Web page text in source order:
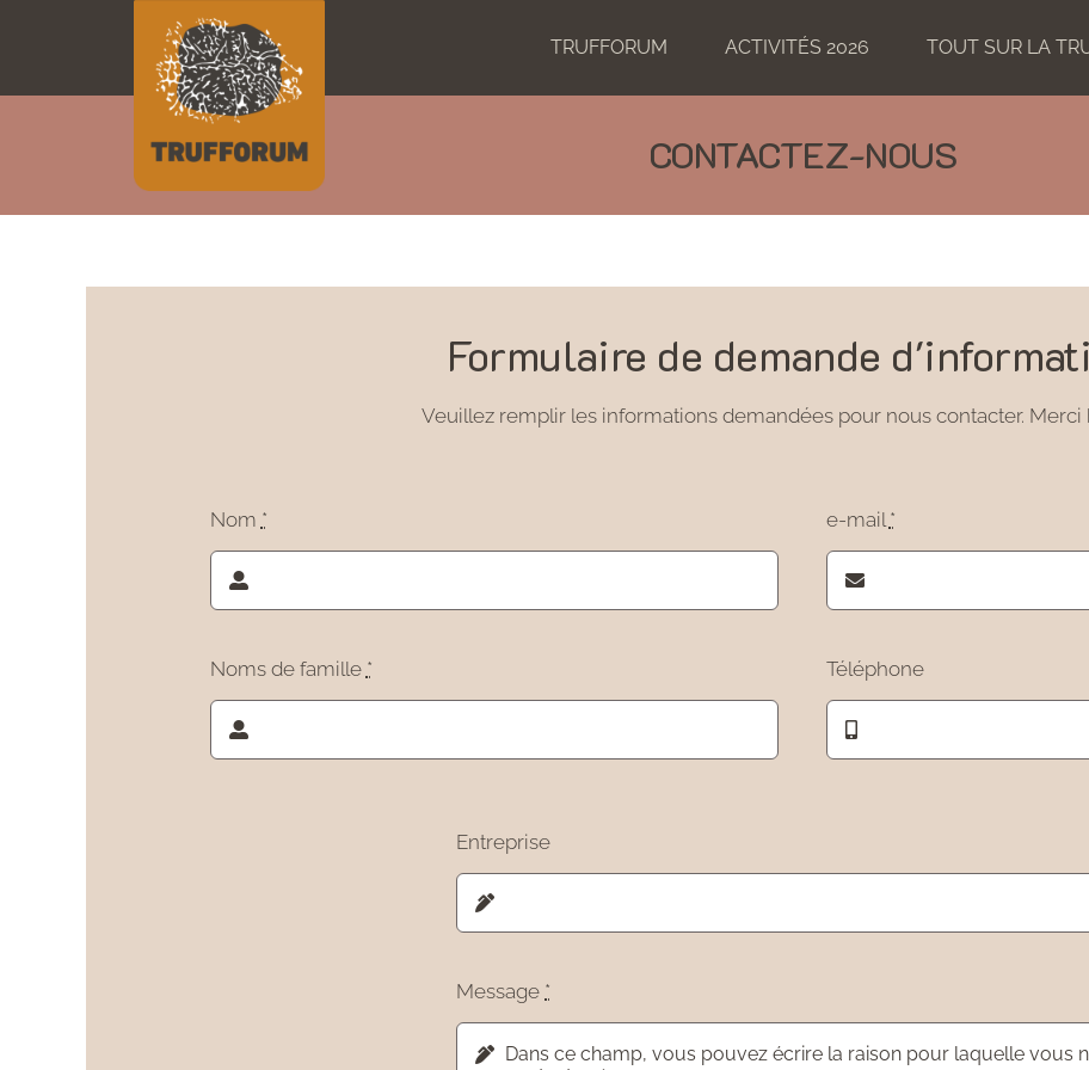
TRUFFORUM ACTIVITÉS 2026 TOUT SUR LA
CONTACTEZ-NOUS
Formulaire de demande
Veuillez remplir les informations demandées pour nous contacter. Merci
Nom *
Noms de famille *
e-mail*
Téléphone
Entreprise
Message *